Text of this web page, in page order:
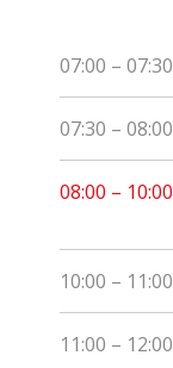
07:00 – 07:30
07:30 – 08:00
08:00 – 10:00
10:00 – 11:00
11:00 – 12:00